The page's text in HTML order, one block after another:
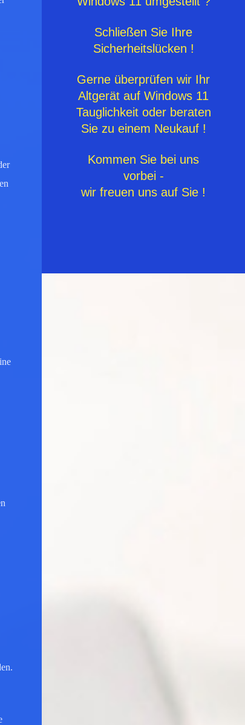
Schließen Sie Ihre
Sicherheitslücken !
Gerne überprüfen wir Ihr
Altgerät auf Windows 11
Tauglichkeit oder beraten
Sie zu einem Neukauf !
Kommen Sie bei uns
vorbei -
wir freuen uns auf Sie !